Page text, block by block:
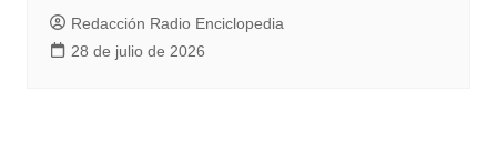
Redacción Radio Enciclopedia
28 de julio de 2026